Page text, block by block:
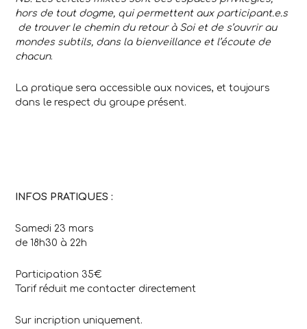
hors de tout dogme, qui permettent aux participant.e.s
de trouver le chemin du retour à Soi et de s’ouvrir au
mondes subtils, dans la bienveillance et l’écoute de
chacun.
La pratique sera accessible aux novices, et toujours
dans le respect du groupe présent.
INFOS PRATIQUES :
Samedi 23 mars
de 18h30 à 22h
Participation 35€
Tarif réduit me contacter directement
Sur incription uniquement.